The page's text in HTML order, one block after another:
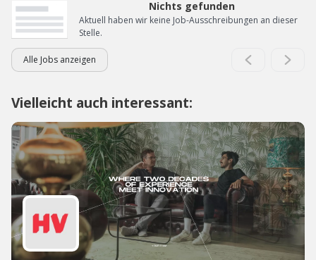
Nichts gefunden
Aktuell haben wir keine Job-Ausschreibungen an dieser
Stelle.
Alle Jobs anzeigen
Vielleicht auch interessant: